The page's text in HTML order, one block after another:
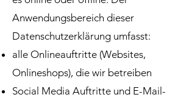
Anwendungsbereich dieser
Datenschutzerklärung umfasst:
alle Onlineauftritte (Websites,
Onlineshops), die wir betreiben
Social Media Auftritte und E-Mail-